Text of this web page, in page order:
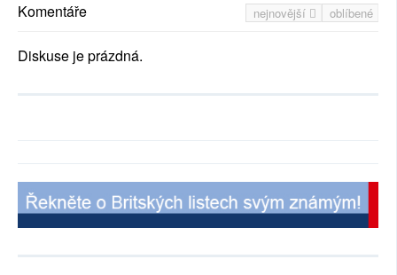
nejnovější oblíbené
Komentáře
Diskuse je prázdná.